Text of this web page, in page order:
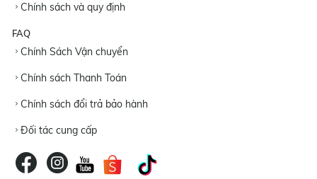
Chính sách và quy định
FAQ
Chính Sách Vận chuyển
Chính sách Thanh Toán
Chính sách đổi trả bảo hành
Đối tác cung cấp